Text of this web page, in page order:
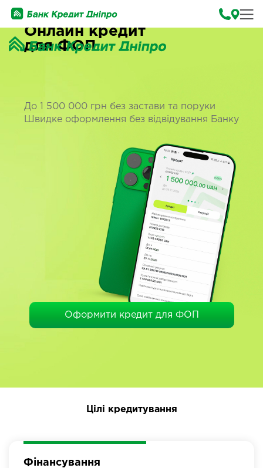
Онлайн кредит
для ФОП
До 1 500 000 грн без застави та поруки
Швидке оформлення без відвідування Банку
Оформити кредит для ФОП
Цілі кредитування
Фінансування